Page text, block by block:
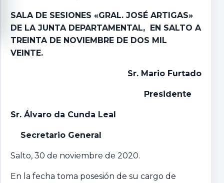
SALA DE SESIONES «GRAL. JOSÉ ARTIGAS»
DE LA JUNTA DEPARTAMENTAL, EN SALTO A
TREINTA DE NOVIEMBRE DE DOS MIL
VEINTE.
Sr. Mario Furtado
Presidente
Sr. Álvaro da Cunda Leal
Secretario General
Salto, 30 de noviembre de 2020.
En la fecha toma posesión de su cargo de